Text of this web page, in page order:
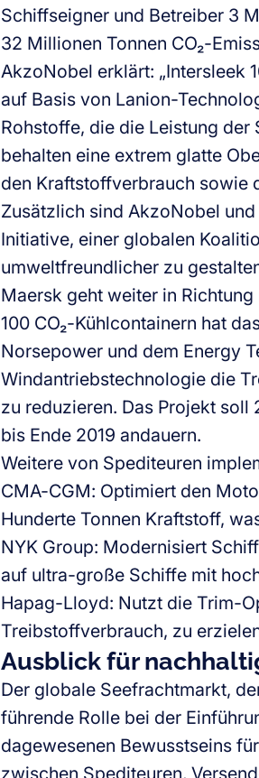
Schiffseigner und Betreiber 3
32 Millionen Tonnen CO₂-
AkzoNobel erklärt: „Intersleek
auf Basis von Lanion-
Rohstoffe, die die Leistung der
behalten eine extrem glatte
den Kraftstoffverbrauch sowie
Zusätzlich sind AkzoNobel
Initiative, einer globalen
umweltfreundlicher zu
Maersk geht weiter in
100 CO₂-Kühlcontainern hat
Norsepower und dem Energy
Windantriebstechnologie die
zu reduzieren. Das Projekt soll
bis Ende 2019 andauern.
Weitere von Spediteuren
CMA-CGM: Optimiert den
Hunderte Tonnen Kraftstoff,
NYK Group: Modernisiert
auf ultra-große Schiffe mit
Hapag-Lloyd: Nutzt die Trim-
Treibstoffverbrauch, zu
Ausblick für
Der globale Seefrachtmarkt,
führende Rolle bei der
dagewesenen Bewusstseins